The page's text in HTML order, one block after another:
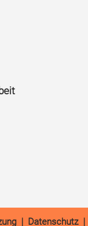
| Datenschutz|